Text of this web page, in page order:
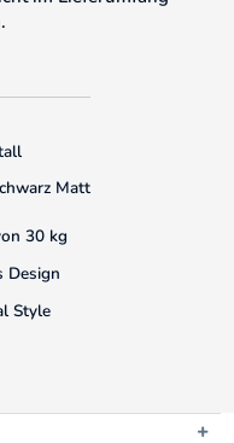
30 kg
Design
Style
Matt